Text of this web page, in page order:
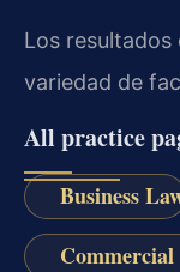
Los resultados
variedad de
All practice
Business